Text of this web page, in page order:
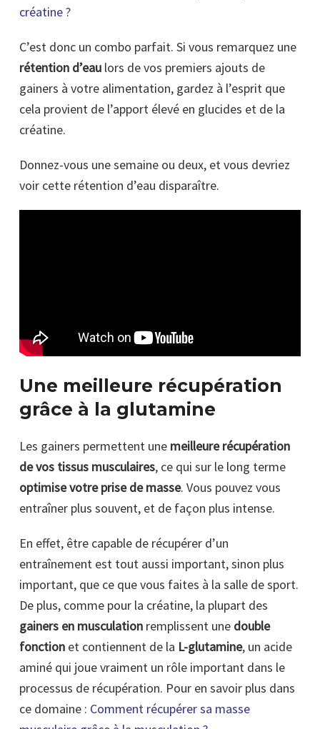
créatine ?
C’est donc un combo parfait. Si vous remarquez une
rétention d’eau lors de vos premiers ajouts de
gainers à votre alimentation, gardez à l’esprit que
cela provient de l’apport élevé en glucides et de la
créatine.
Donnez-vous une semaine ou deux, et vous devriez
voir cette rétention d’eau disparaître.
Une meilleure récupération
grâce à la glutamine
Les gainers permettent une meilleure récupération
de vos tissus musculaires, ce qui sur le long terme
optimise votre prise de masse. Vous pouvez vous
entraîner plus souvent, et de façon plus intense.
En effet, être capable de récupérer d’un
entraînement est tout aussi important, sinon plus
important, que ce que vous faites à la salle de sport.
De plus, comme pour la créatine, la plupart des
gainers en musculation remplissent une double
fonction et contiennent de la L-glutamine, un acide
aminé qui joue vraiment un rôle important dans le
processus de récupération. Pour en savoir plus dans
ce domaine : Comment récupérer sa masse